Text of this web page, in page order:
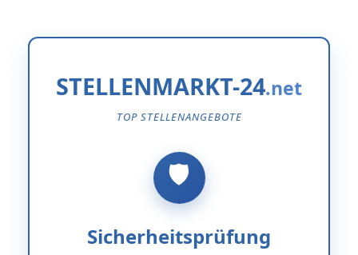
STELLENMARKT-24
TOP STELLENANGEBOTE
Sicherheitsprüfung